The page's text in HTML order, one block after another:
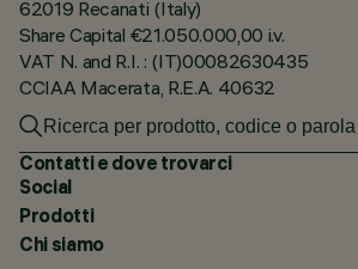
62019 Recanati (Italy)
Share Capital €21.050.000,00 i.v.
VAT N. and R.I. : (IT)00082630435
CCIAA Macerata, R.E.A. 40632
Contatti e dove trovarci
Social
Prodotti
Chi siamo